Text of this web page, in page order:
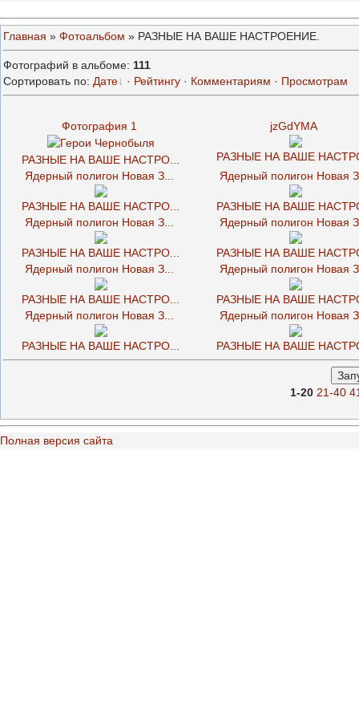
Главная » Фотоальбом » РАЗНЫЕ НА ВАШЕ НАСТРОЕНИЕ.
Фотографий в альбоме: 111
Сортировать по: Дате · Рейтингу · Комментариям · Просмотрам
Фотография 1
РАЗНЫЕ НА ВАШЕ НАСТРО...
jzGdYMA
РАЗНЫЕ НА ВАШЕ
Ядерный полигон Новая З...
РАЗНЫЕ НА ВАШЕ НАСТРО...
Ядерный полигон Новая
РАЗНЫЕ НА ВАШЕ
Ядерный полигон Новая З...
РАЗНЫЕ НА ВАШЕ НАСТРО...
Ядерный полигон Новая
РАЗНЫЕ НА ВАШЕ
Ядерный полигон Новая З...
РАЗНЫЕ НА ВАШЕ НАСТРО...
Ядерный полигон Новая
РАЗНЫЕ НА ВАШЕ
Ядерный полигон Новая З...
РАЗНЫЕ НА ВАШЕ НАСТРО...
Ядерный полигон Новая
РАЗНЫЕ НА ВАШЕ
1-20 21-40
Полная версия сайта